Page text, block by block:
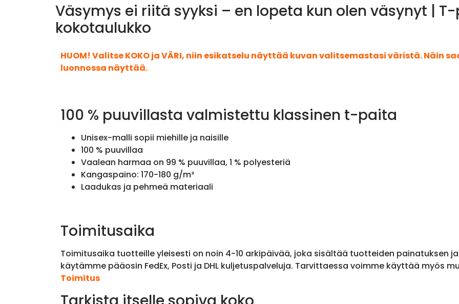
Väsymys ei riitä syyksi – en lopeta kun olen väsynyt |
kokotaulukko
HUOM! Valitse KOKO ja VÄRI, niin esikatselu näyttää kuvan valitsemastasi väristä. Näin
luonnossa näyttää.
100 % puuvillasta valmistettu klassinen t-paita
Unisex-malli sopii miehille ja naisille
100 % puuvillaa
Vaalean harmaa on 99 % puuvillaa, 1 % polyesteriä
Kangaspaino: 170-180 g/m²
Laadukas ja pehmeä materiaali
Toimitusaika
Toimitusaika tuotteille yleisesti on noin 4-10 arkipäivää, joka sisältää tuotteiden painatuksen
käytämme pääosin FedEx, Posti ja DHL kuljetuspalveluja. Tarvittaessa voimme käyttää myös
Toimitus